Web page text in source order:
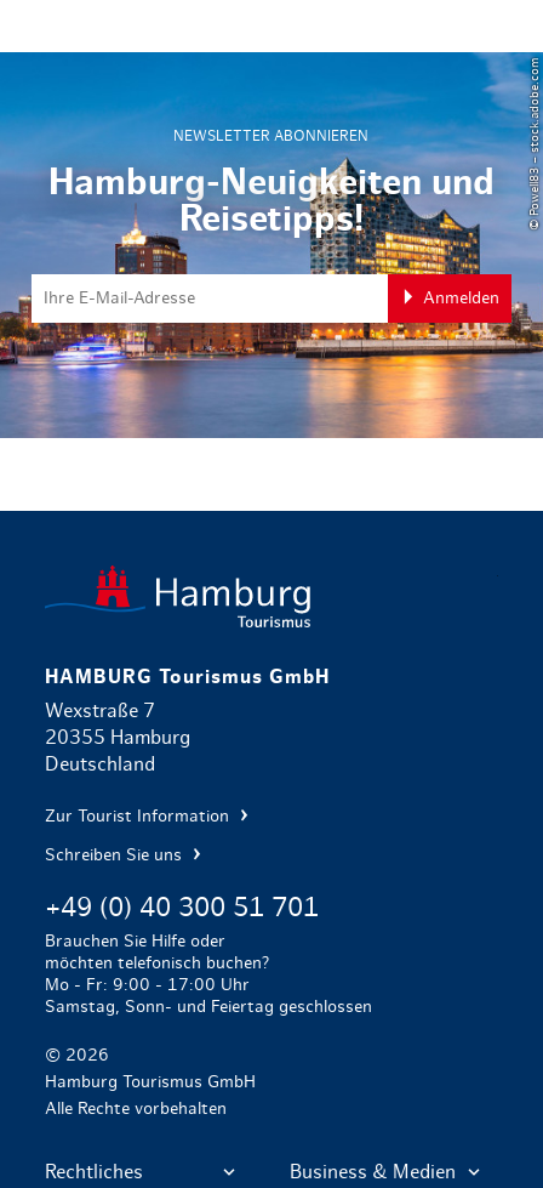
NEWSLETTER ABONNIEREN
Hamburg-Neuigkeiten und
Reisetipps!
Anmelden
© Powell83 – stock.adobe.com
HAMBURG Tourismus GmbH
Wexstraße 7
20355 Hamburg
Deutschland
Zur Tourist Information
Schreiben Sie uns
+49 (0) 40 300 51 701
Brauchen Sie Hilfe oder
möchten telefonisch buchen?
Mo - Fr: 9:00 - 17:00 Uhr
Samstag, Sonn- und Feiertag geschlossen
© 2026
Hamburg Tourismus GmbH
Alle Rechte vorbehalten
Rechtliches Business & Medien